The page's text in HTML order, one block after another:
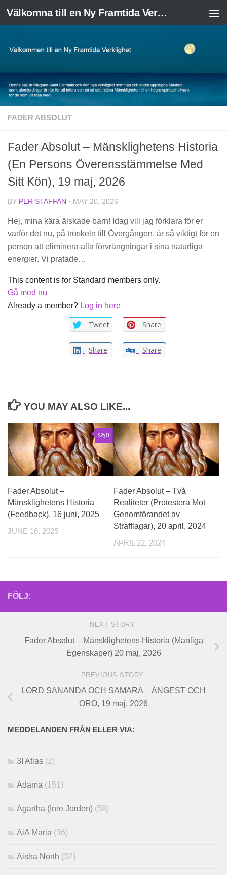
Skip to content Välkomna till en Ny Framtida Verklighet
FADER ABSOLUT
Fader Absolut – Mänsklighetens Historia
(En Persons Överensstämmelse Med
Sitt Kön), 19 maj, 2026
BY PER STAFFAN · MAY 20, 2026
Hej, mina kära älskade barn! Idag vill jag förklara för er
varför det nu, på tröskeln till Övergången, är så viktigt för en
person att eliminera alla förvrängningar i sina naturliga
energier. Vi pratade…
This content is for Standard members only.
Gå med nu
Already a member? Log in here
Tweet Share
Share Share
YOU MAY ALSO LIKE...
0
Fader Absolut –
Mänsklighetens Historia
(Feedback), 16 juni, 2025
JUNE 16, 2025
Fader Absolut – Två
Realiteter (Protestera Mot
Genomförandet av
Strafflagar), 20 april, 2024
APRIL 22, 2024
FÖLJ:
NEXT STORY
Fader Absolut – Mänsklighetens Historia (Manliga
Egenskaper) 20 maj, 2026
PREVIOUS STORY
LORD SANANDA OCH SAMARA – ÅNGEST OCH
ORO, 19 maj, 2026
MEDDELANDEN FRÅN ELLER VIA:
3I Atlas (2)
Adama (151)
Agartha (Inre Jorden) (58)
AiA Maria (36)
Aisha North (32)